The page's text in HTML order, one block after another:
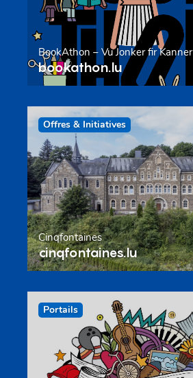
BookAthon – Vu Jonker fir Kanner
bookathon.lu
Offres & Initiatives
Cinqfontaines
cinqfontaines.lu
Portails